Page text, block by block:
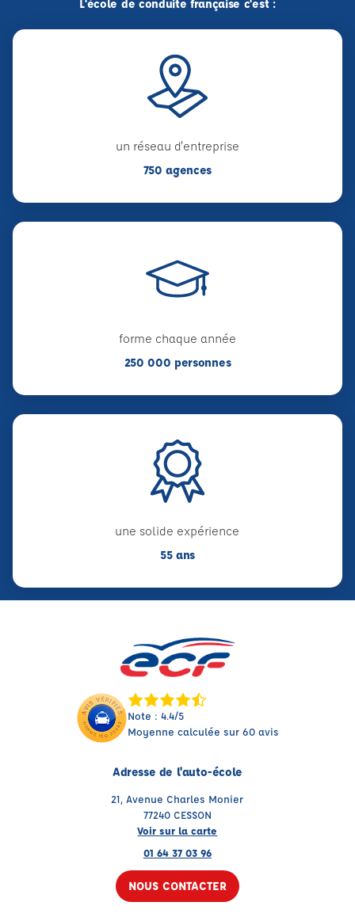
L'école de conduite française c'est :
un réseau d'entreprise
750 agences
forme chaque année
250 000 personnes
une solide expérience
55 ans
Note : 4.4/5
Moyenne calculée sur 60 avis
Adresse de l'auto-école
21, Avenue Charles Monier
77240 CESSON
Voir sur la carte
01 64 37 03 96
NOUS CONTACTER